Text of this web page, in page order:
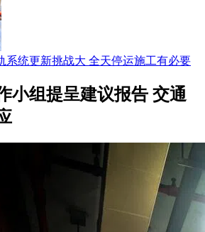
系统更新挑战大 全天停运施工有必要
小组提呈建议报告 交通